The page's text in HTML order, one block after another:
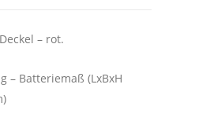
– rot.
– Batteriemaß (LxBxH